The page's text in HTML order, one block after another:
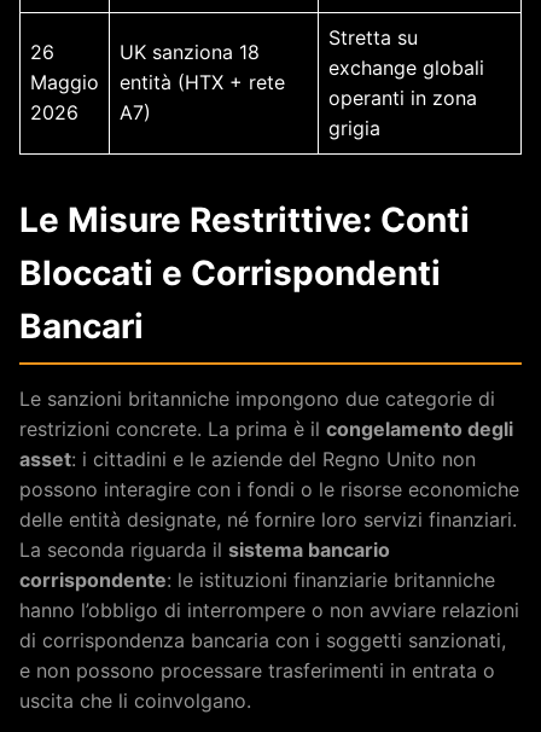
26
Maggio
2026
UK sanziona 18
entità (HTX + rete
A7)
Stretta su
exchange globali
operanti in zona
grigia
Le Misure Restrittive: Conti
Bloccati e Corrispondenti
Bancari
Le sanzioni britanniche impongono due categorie di
restrizioni concrete. La prima è il congelamento degli
asset: i cittadini e le aziende del Regno Unito non
possono interagire con i fondi o le risorse economiche
delle entità designate, né fornire loro servizi finanziari.
La seconda riguarda il sistema bancario
corrispondente: le istituzioni finanziarie britanniche
hanno l’obbligo di interrompere o non avviare relazioni
di corrispondenza bancaria con i soggetti sanzionati,
e non possono processare trasferimenti in entrata o
uscita che li coinvolgano.